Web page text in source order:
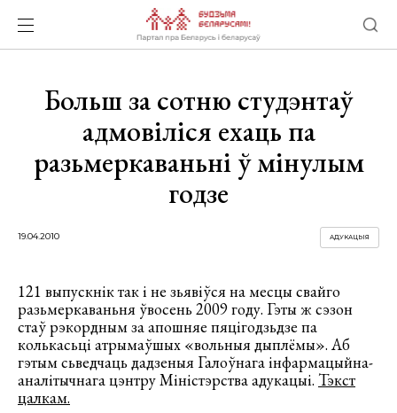
Больш за сотню студэнтаў
адмовіліся ехаць па
разьмеркаваньні ў мінулым
годзе
19.04.2010 АДУКАЦЫЯ
121 выпускнік так і не зьявіўся на месцы свайго
разьмеркаваньня ўвосень 2009 году. Гэты ж сэзон
стаў рэкордным за апошняе пяцігодзьдзе па
колькасьці атрымаўшых «вольныя дыплёмы». Аб
гэтым сьведчаць дадзеныя Галоўнага інфармацыйна-
аналітычнага цэнтру Міністэрства адукацыі. Тэкст
цалкам.